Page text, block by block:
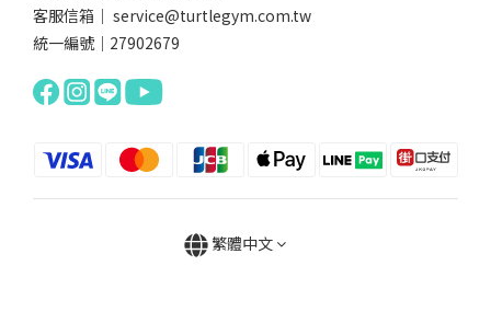
客服信箱｜ service@turtlegym.com.tw
統一編號｜27902679
繁體中文